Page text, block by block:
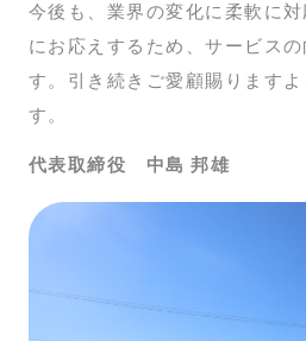
今後も、業界の変化に柔軟に
にお応えするため、サービス
す。引き続きご愛顧賜ります
す。
代表取締役 中島 邦雄